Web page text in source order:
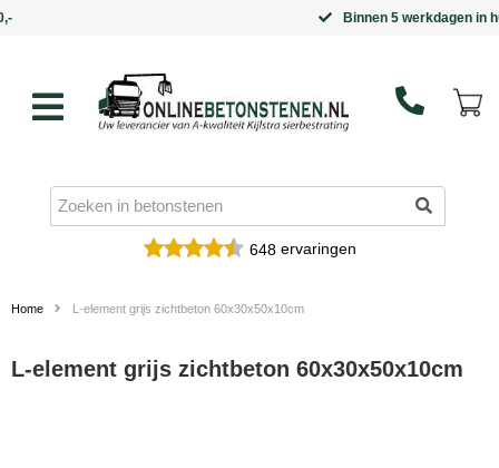
Binnen 5 werkdagen in huis
648ervaringen
Home L-element grijs zichtbeton 60x30x50x10cm
L-element grijs zichtbeton 60x30x50x10cm